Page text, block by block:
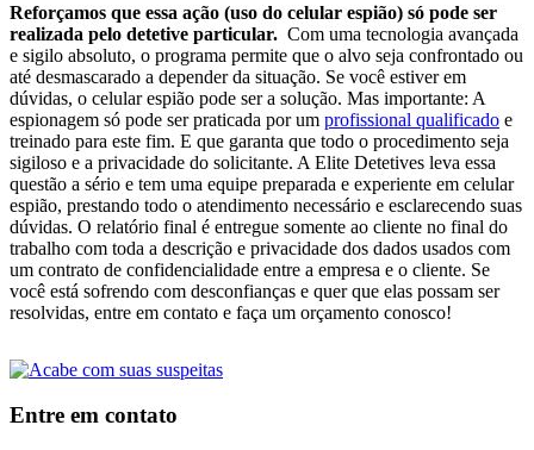
Reforçamos que essa ação (uso do celular espião) só pode ser
realizada pelo detetive particular. Com uma tecnologia avançada
e sigilo absoluto, o programa permite que o alvo seja confrontado ou
até desmascarado a depender da situação. Se você estiver em
dúvidas, o celular espião pode ser a solução. Mas importante: A
espionagem só pode ser praticada por um profissional qualificado e
treinado para este fim. E que garanta que todo o procedimento seja
sigiloso e a privacidade do solicitante. A Elite Detetives leva essa
questão a sério e tem uma equipe preparada e experiente em celular
espião, prestando todo o atendimento necessário e esclarecendo suas
dúvidas. O relatório final é entregue somente ao cliente no final do
trabalho com toda a descrição e privacidade dos dados usados com
um contrato de confidencialidade entre a empresa e o cliente. Se
você está sofrendo com desconfianças e quer que elas possam ser
resolvidas, entre em contato e faça um orçamento conosco!
Entre em contato